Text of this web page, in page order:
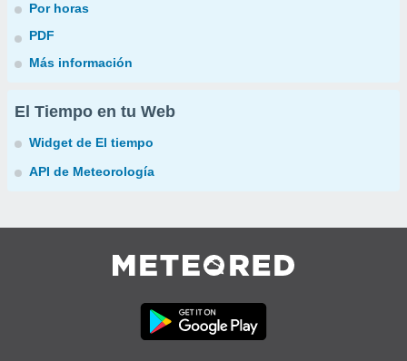
Por horas
PDF
Más información
El Tiempo en tu Web
Widget de El tiempo
API de Meteorología